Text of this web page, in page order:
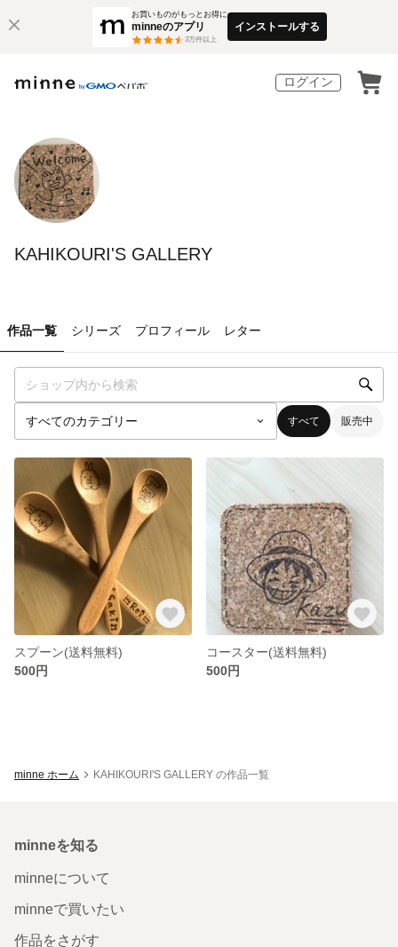
お買いものがもっとお得に
minneのアプリ
3万件以上
インストールする
ログイン
KAHIKOURI'S GALLERY
作品一覧 シリーズ プロフィール レター
すべて 販売中
スプーン(送料無料)
500円
コースター(送料無料)
500円
minne ホーム KAHIKOURI'S GALLERY の作品一覧
minneを知る
minneについて
minneで買いたい
作品をさがす